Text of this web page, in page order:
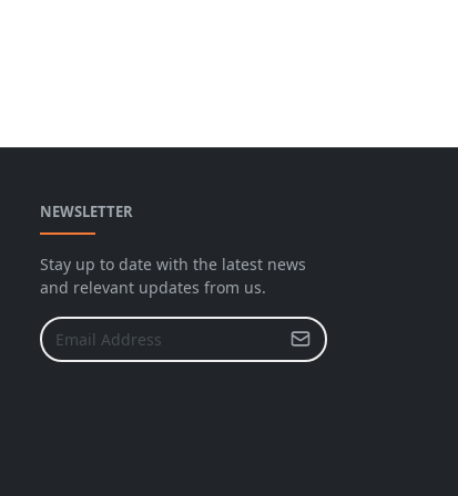
NEWSLETTER
Stay up to date with the latest news
and relevant updates from us.